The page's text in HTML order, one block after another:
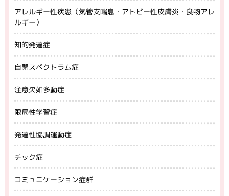
アレルギー性疾患（気管支喘息・アトピー性皮膚炎・食物アレ
ルギー）
知的発達症
自閉スペクトラム症
注意欠如多動症
限局性学習症
発達性協調運動症
チック症
コミュニケーション症群